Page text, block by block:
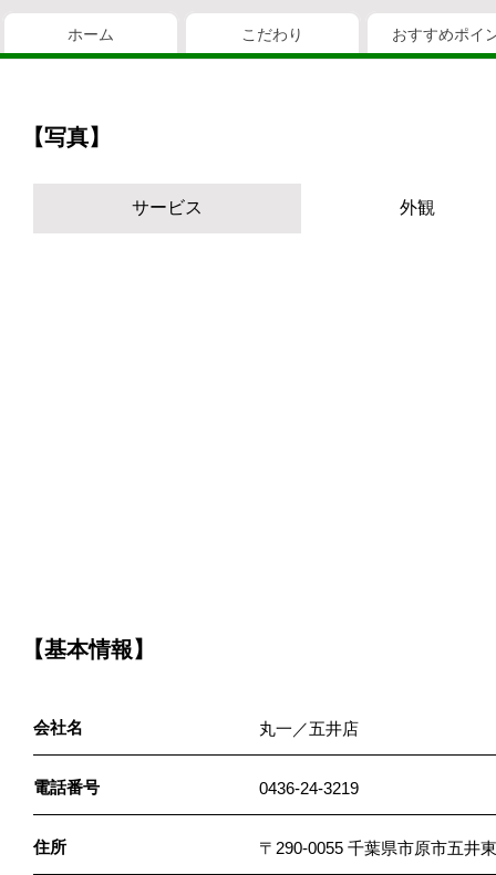
ホーム こだわり おすすめポイ
【写真】
サービス 外観
【基本情報】
会社名 丸一／五井店
電話番号 0436-24-3219
住所 〒290-0055 千葉県市原市五井